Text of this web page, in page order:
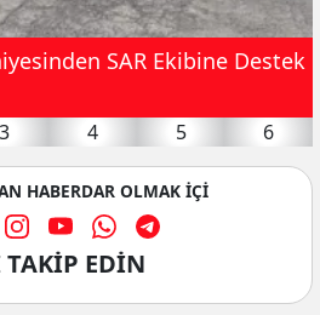
SAR Ekibine Destek
3 4 5 6
HABERDAR OLMAK İÇİ
EDİN